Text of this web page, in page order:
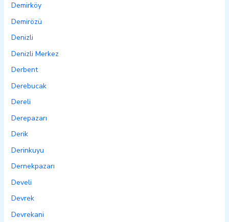
Demirköy
Demirözü
Denizli
Denizli Merkez
Derbent
Derebucak
Dereli
Derepazarı
Derik
Derinkuyu
Dernekpazarı
Develi
Devrek
Devrekani